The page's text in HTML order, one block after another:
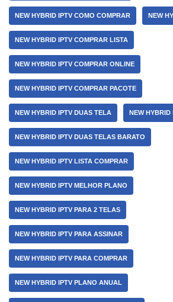
NEW HYBRID IPTV COMO COMPRAR NEW
NEW HYBRID IPTV COMPRAR LISTA
NEW HYBRID IPTV COMPRAR ONLINE
NEW HYBRID IPTV COMPRAR PACOTE
NEW HYBRID IPTV DUAS TELA NEW HYBRID
NEW HYBRID IPTV DUAS TELAS BARATO
NEW HYBRID IPTV LISTA COMPRAR
NEW HYBRID IPTV MELHOR PLANO
NEW HYBRID IPTV PARA 2 TELAS
NEW HYBRID IPTV PARA ASSINAR
NEW HYBRID IPTV PARA COMPRAR
NEW HYBRID IPTV PLANO ANUAL